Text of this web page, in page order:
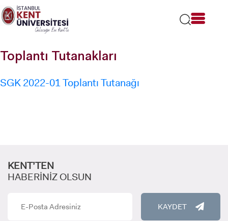
Lütfen
dikkat:
Bu
bir
içerir.
Toplantı Tutanakları
SGK 2022-01 Toplantı Tutanağı
KENT’TEN
HABERİNİZ OLSUN
KAYDET